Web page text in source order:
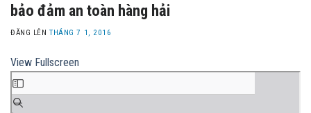
bảo đảm an toàn hàng hải
ĐĂNG LÊNTHÁNG 7 1, 2016
View Fullscreen